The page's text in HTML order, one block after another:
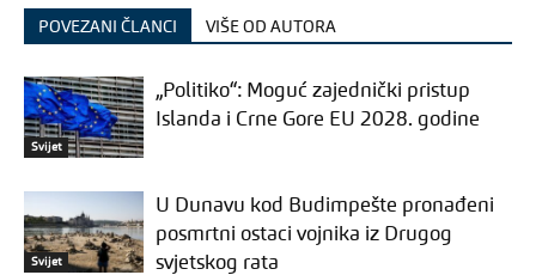
POVEZANI ČLANCI VIŠE OD AUTORA
Svijet
„Politiko“: Moguć zajednički pristup
Islanda i Crne Gore EU 2028. godine
Svijet
U Dunavu kod Budimpešte pronađeni
posmrtni ostaci vojnika iz Drugog
svjetskog rata